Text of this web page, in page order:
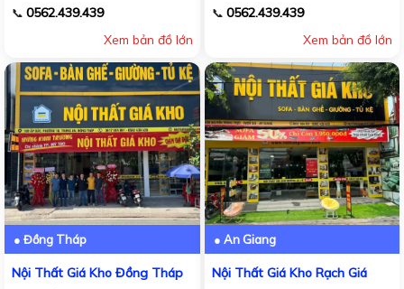
📞 0562.439.439
Xem bản đồ lớn
📞 0562.439.439
Xem bản đồ lớn
● Đồng Tháp
Nội Thất Giá Kho Đồng Tháp
● An Giang
Nội Thất Giá Kho Rạch Giá